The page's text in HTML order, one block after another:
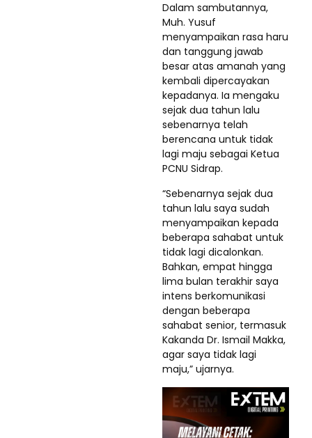
Dalam sambutannya,
Muh. Yusuf
menyampaikan rasa haru
dan tanggung jawab
besar atas amanah yang
kembali dipercayakan
kepadanya. Ia mengaku
sejak dua tahun lalu
sebenarnya telah
berencana untuk tidak
lagi maju sebagai Ketua
PCNU Sidrap.
“Sebenarnya sejak dua
tahun lalu saya sudah
menyampaikan kepada
beberapa sahabat untuk
tidak lagi dicalonkan.
Bahkan, empat hingga
lima bulan terakhir saya
intens berkomunikasi
dengan beberapa
sahabat senior, termasuk
Kakanda Dr. Ismail Makka,
agar saya tidak lagi
maju,” ujarnya.